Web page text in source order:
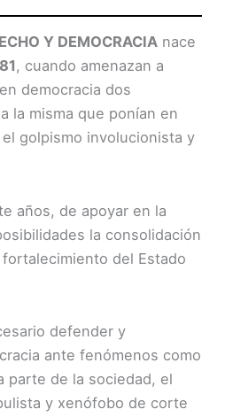
Y DEMOCRACIA nace
, cuando amenazan a
democracia dos
la misma que ponían en
golpismo involucionista y
años, de apoyar en la
la consolidación
del Estado
defender y
ante fenómenos como
parte de la sociedad, el
y xenófobo de corte